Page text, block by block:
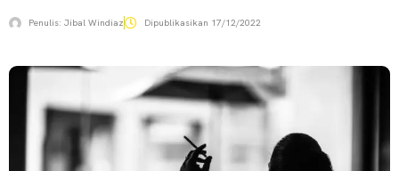
Penulis: Jibal Windiaz Dipublikasikan 17/12/2022